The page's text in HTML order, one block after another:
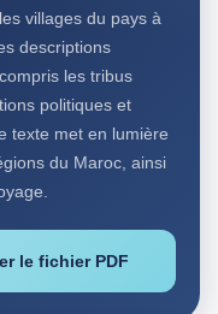
villages du pays à
descriptions
les tribus
politiques et
texte met en lumière
du Maroc, ainsi
le fichier PDF